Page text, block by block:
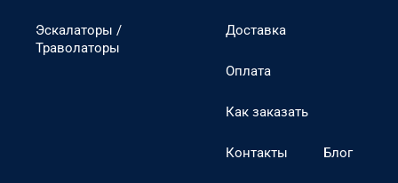
Эскалаторы /
Траволаторы
Доставка
Оплата
Как заказать
Контакты Блог